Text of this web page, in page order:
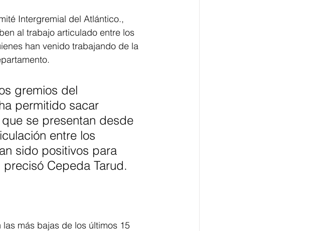
Intergremial del Atlántico.,
al trabajo articulado entre los
han venido trabajando de la
gremios del
permitido sacar
se presentan desde
entre los
sido positivos para
Cepeda Tarud.
más bajas de los últimos 15